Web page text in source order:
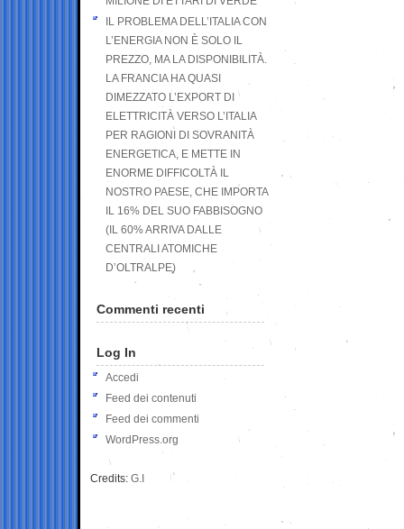
IL PROBLEMA DELL’ITALIA CON
L’ENERGIA NON È SOLO IL
PREZZO, MA LA DISPONIBILITÀ.
LA FRANCIA HA QUASI
DIMEZZATO L’EXPORT DI
ELETTRICITÀ VERSO L’ITALIA
PER RAGIONI DI SOVRANITÀ
ENERGETICA, E METTE IN
ENORME DIFFICOLTÀ IL
NOSTRO PAESE, CHE IMPORTA
IL 16% DEL SUO FABBISOGNO
(IL 60% ARRIVA DALLE
CENTRALI ATOMICHE
D’OLTRALPE)
Commenti recenti
Log In
Accedi
Feed dei contenuti
Feed dei commenti
WordPress.org
Credits: G.I